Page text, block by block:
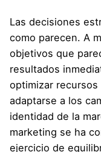
Las decisiones
como parecen. A
objetivos que
resultados
optimizar
adaptarse a los
identidad de la
marketing se ha
ejercicio de